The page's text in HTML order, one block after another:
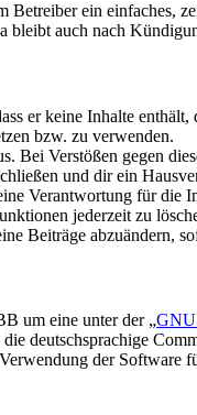
Betreiber ein einfaches,
auch nach
er keine Inhalte
bzw. zu verwenden.
Bei Verstößen gegen
und dir ein
Verantwortung für die
jederzeit zu
Beiträge abzuändern,
um eine unter der „GNU
deutschsprachige
der Software